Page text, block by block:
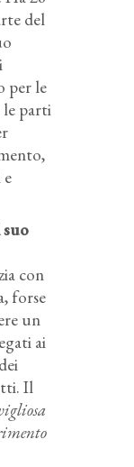
del
per le
le parti
con
forse
un
ai
Il